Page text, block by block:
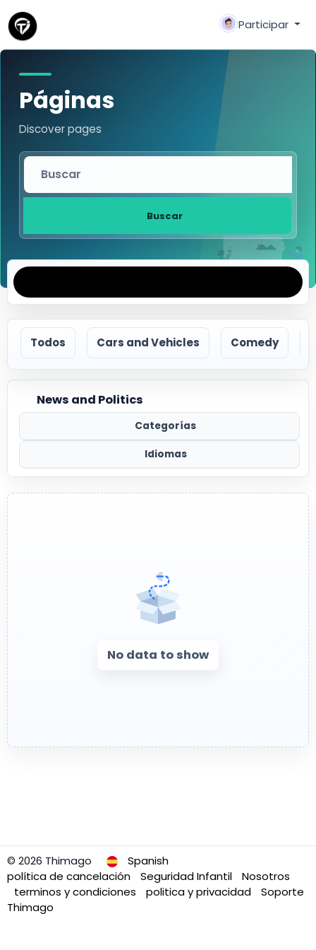
Participar
Páginas
Discover pages
Buscar
Todos Cars and Vehicles Comedy
News and Politics
Categorías
Idiomas
No data to show
© 2026 Thimago
Spanish
política de cancelación
Seguridad Infantil
Nosotros
terminos y condiciones
politica y privacidad
Soporte
Thimago